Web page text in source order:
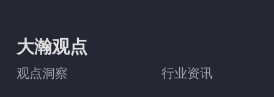
大瀚观点
观点洞察 行业资讯